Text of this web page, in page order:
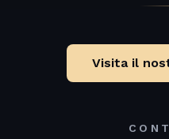
Visita il